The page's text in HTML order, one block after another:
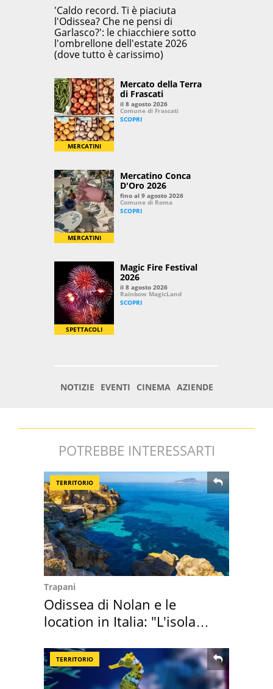
POTREBBE INTERESSARTI
TERRITORIO
Trapani
Odissea di Nolan e le
location in Italia: "L'isola
TERRITORIO